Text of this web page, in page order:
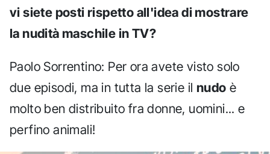
vi siete posti rispetto all'idea di mostrare
la nudità maschile in TV?
Paolo Sorrentino: Per ora avete visto solo
due episodi, ma in tutta la serie il nudo è
molto ben distribuito fra donne, uomini... e
perfino animali!